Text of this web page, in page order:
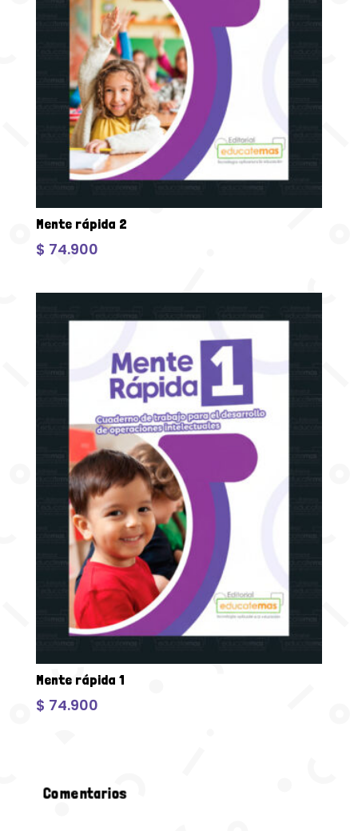
Mente rápida 2
$ 74.900
Mente rápida 1
$ 74.900
Comentarios